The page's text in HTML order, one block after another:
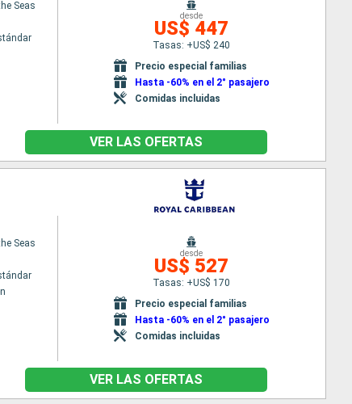
Seas
desde
US$ 447
Tasas: +US$ 240
Precio especial familias
Hasta -60% en el 2° pasajero
Comidas incluidas
VER LAS OFERTAS
Seas
desde
US$ 527
Tasas: +US$ 170
Precio especial familias
Hasta -60% en el 2° pasajero
Comidas incluidas
VER LAS OFERTAS